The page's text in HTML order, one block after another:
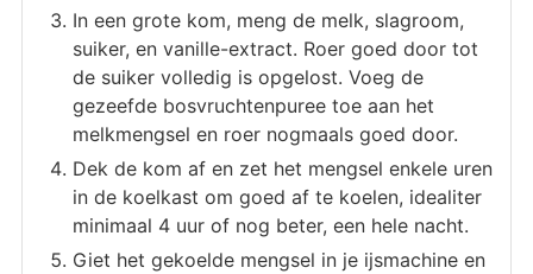
In een grote kom, meng de melk, slagroom,
suiker, en vanille-extract. Roer goed door tot
de suiker volledig is opgelost. Voeg de
gezeefde bosvruchtenpuree toe aan het
melkmengsel en roer nogmaals goed door.
Dek de kom af en zet het mengsel enkele uren
in de koelkast om goed af te koelen, idealiter
minimaal 4 uur of nog beter, een hele nacht.
Giet het gekoelde mengsel in je ijsmachine en